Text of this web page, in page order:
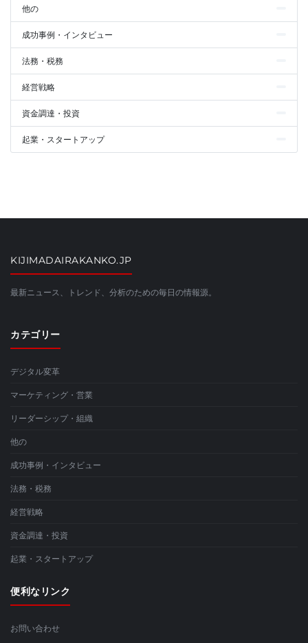
他の
成功事例・インタビュー
法務・税務
経営戦略
資金調達・投資
起業・スタートアップ
KIJIMADAIRAKANKO.JP
最新ニュース、トレンド、分析のための毎日の情報源。
カテゴリー
デジタル変革
マーケティング・営業
リーダーシップ・組織
他の
成功事例・インタビュー
法務・税務
経営戦略
資金調達・投資
起業・スタートアップ
便利なリンク
お問い合わせ